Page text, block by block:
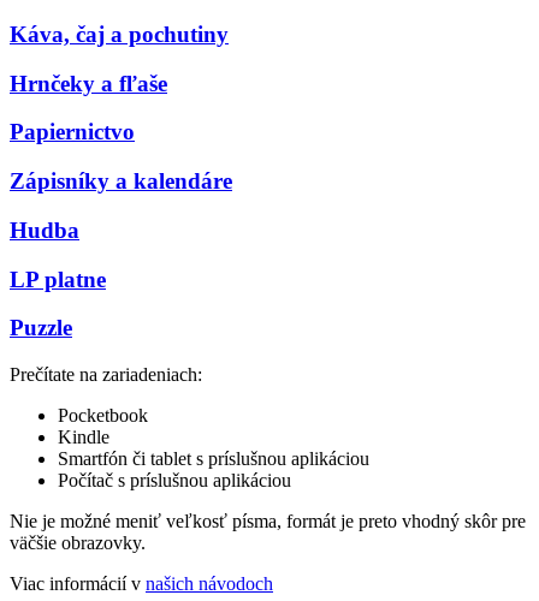
Káva, čaj a pochutiny
Hrnčeky a fľaše
Papiernictvo
Zápisníky a kalendáre
Hudba
LP platne
Puzzle
Prečítate na zariadeniach:
Pocketbook
Kindle
Smartfón či tablet s príslušnou aplikáciou
Počítač s príslušnou aplikáciou
Nie je možné meniť veľkosť písma, formát je preto vhodný skôr pre
väčšie obrazovky.
Viac informácií v našich návodoch